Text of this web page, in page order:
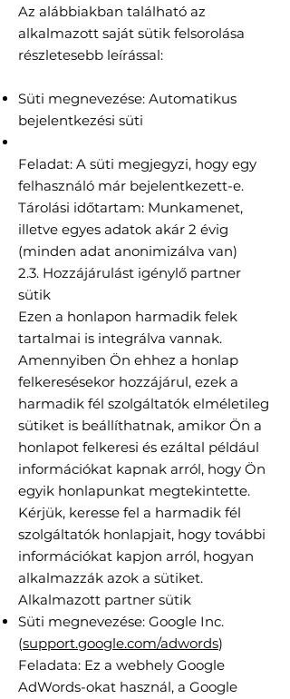
Az alábbiakban található az
alkalmazott saját sütik felsorolása
részletesebb leírással:
Süti megnevezése: Automatikus
bejelentkezési süti
Feladat: A süti megjegyzi, hogy egy
felhasználó már bejelentkezett-e.
Tárolási időtartam: Munkamenet,
illetve egyes adatok akár 2 évig
(minden adat anonimizálva van)
2.3. Hozzájárulást igénylő partner
sütik
Ezen a honlapon harmadik felek
tartalmai is integrálva vannak.
Amennyiben Ön ehhez a honlap
felkeresésekor hozzájárul, ezek a
harmadik fél szolgáltatók elméletileg
sütiket is beállíthatnak, amikor Ön a
honlapot felkeresi és ezáltal például
információkat kapnak arról, hogy Ön
egyik honlapunkat megtekintette.
Kérjük, keresse fel a harmadik fél
szolgáltatók honlapjait, hogy további
információkat kapjon arról, hogyan
alkalmazzák azok a sütiket.
Alkalmazott partner sütik
Süti megnevezése: Google Inc.
(support.google.com/adwords)
Feladata: Ez a webhely Google
AdWords-okat használ, a Google